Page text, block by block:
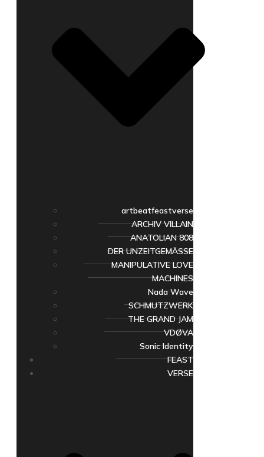
artbeatfeastverse
ARCHIV VILLAIN
ANATOLIAN 808
DER UNZEITGEMÄSSE
MANIPULATIVE LOVE
MACHINES
Nada Wave
SCHMUTZWERK
THE GRAND JAM
VDØVA
Sonic Identity
FEAST
VERSE